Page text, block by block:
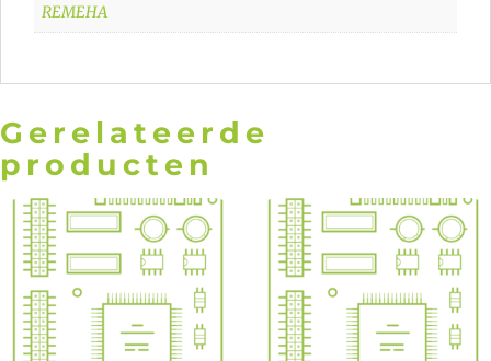
REMEHA
Gerelateerde
producten